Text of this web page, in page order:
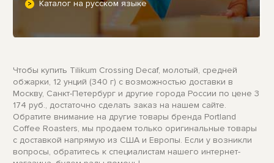
Каталог на русском языке
Чтобы купить Tilikum Crossing Decaf, молотый, средней
обжарки, 12 унций (340 г) с возможностью доставки в
Москву, Санкт-Петербург и другие города России по цене 3
174 руб., достаточно сделать заказ на нашем сайте.
Обратите внимание на другие товары бренда Portland
Coffee Roasters, мы продаем только оригинальные товары
с доставкой напрямую из США и Европы. Если у возникли
вопросы, обратитесь к специалистам нашего интернет-